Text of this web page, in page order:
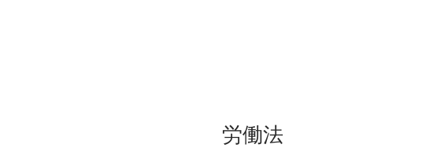
労働法